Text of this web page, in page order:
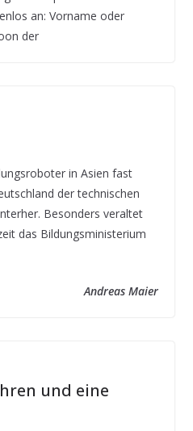
an: Vorname oder
der
in Asien fast
der technischen
Besonders veraltet
das Bildungsministerium
Andreas Maier
und eine